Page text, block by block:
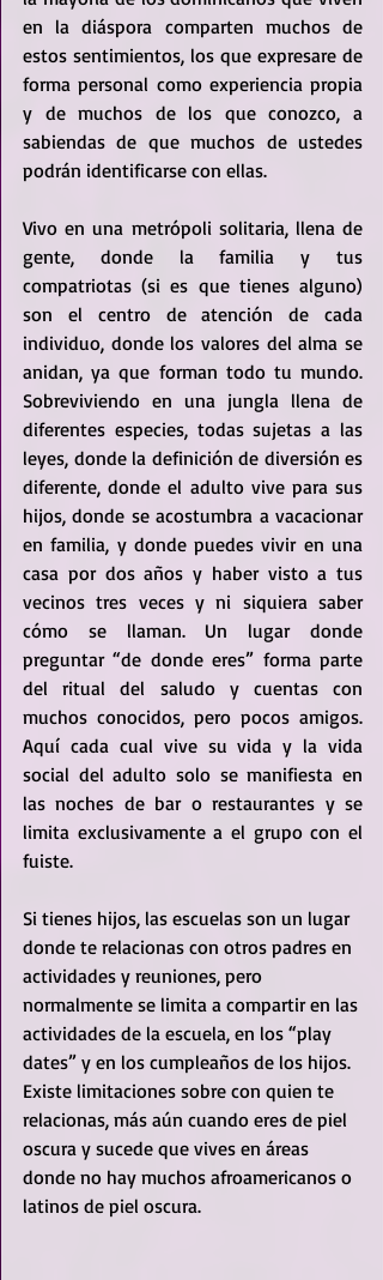
en la diáspora comparten muchos de
estos sentimientos, los que expresare de
forma personal como experiencia propia
y de muchos de los que conozco, a
sabiendas de que muchos de ustedes
podrán identificarse con ellas.
Vivo en una metrópoli solitaria, llena de
gente, donde la familia y tus
compatriotas (si es que tienes alguno)
son el centro de atención de cada
individuo, donde los valores del alma se
anidan, ya que forman todo tu mundo.
Sobreviviendo en una jungla llena de
diferentes especies, todas sujetas a las
leyes, donde la definición de diversión es
diferente, donde el adulto vive para sus
hijos, donde se acostumbra a vacacionar
en familia, y donde puedes vivir en una
casa por dos años y haber visto a tus
vecinos tres veces y ni siquiera saber
cómo se llaman. Un lugar donde
preguntar “de donde eres” forma parte
del ritual del saludo y cuentas con
muchos conocidos, pero pocos amigos.
Aquí cada cual vive su vida y la vida
social del adulto solo se manifiesta en
las noches de bar o restaurantes y se
limita exclusivamente a el grupo con el
fuiste.
Si tienes hijos, las escuelas son un lugar
donde te relacionas con otros padres en
actividades y reuniones, pero
normalmente se limita a compartir en las
actividades de la escuela, en los “play
dates” y en los cumpleaños de los hijos.
Existe limitaciones sobre con quien te
relacionas, más aún cuando eres de piel
oscura y sucede que vives en áreas
donde no hay muchos afroamericanos o
latinos de piel oscura.